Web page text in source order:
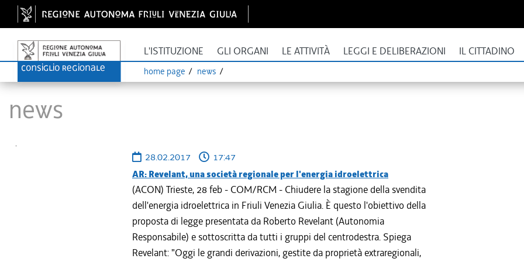
L'ISTITUZIONE GLI ORGANI LE ATTIVITÀ LEGGI E DELIBERAZIONI IL CITTADINO
home page news
News
28.02.2017 17:47
AR: Revelant, una società regionale per l'energia idroelettrica
(ACON) Trieste, 28 feb - COM/RCM - Chiudere la stagione della svendita
dell'energia idroelettrica in Friuli Venezia Giulia. È questo l'obiettivo della
proposta di legge presentata da Roberto Revelant (Autonomia
Responsabile) e sottoscritta da tutti i gruppi del centrodestra. Spiega
Revelant: "Oggi le grandi derivazioni, gestite da proprietà extraregionali,